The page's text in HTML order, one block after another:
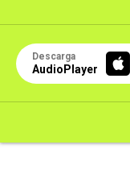
Descarga
AudioPlayer